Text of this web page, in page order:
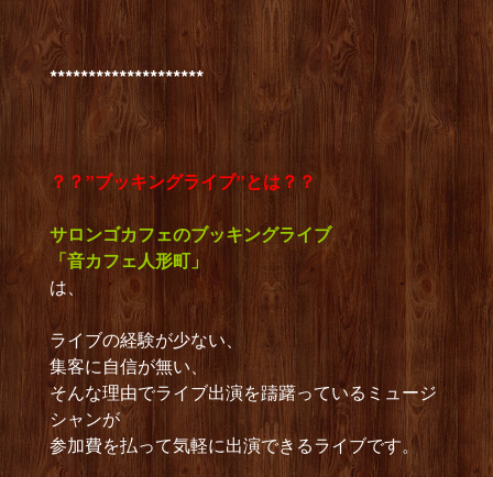
********************
？？”ブッキングライブ”とは？？
サロンゴカフェのブッキングライブ
「音カフェ人形町」
は、
ライブの経験が少ない、
集客に自信が無い、
そんな理由でライブ出演を躊躇っているミュージ
シャンが
参加費を払って気軽に出演できるライブです。